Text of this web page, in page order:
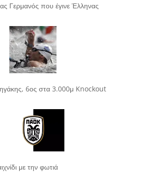
Γερμανός που έγινε Έλληνας
6ος στα 3.000μ Knockout
με την φωτιά